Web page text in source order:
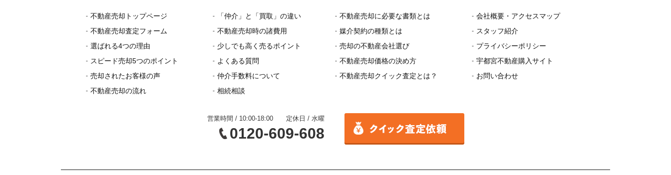
不動産売却トップページ
不動産売却査定フォーム
選ばれる4つの理由
スピード売却5つのポイント
売却されたお客様の声
不動産売却の流れ
「仲介」と「買取」の違い
不動産売却時の諸費用
少しでも高く売るポイント
よくある質問
仲介手数料について
相続相談
不動産売却に必要な書類とは
媒介契約の種類とは
売却の不動産会社選び
不動産売却価格の決め方
不動産売却クイック査定とは？
会社概要・アクセスマップ
スタッフ紹介
プライバシーポリシー
宇都宮不動産購入サイト
お問い合わせ
営業時間 / 10:00-18:00 定休日 / 水曜
0120-609-608